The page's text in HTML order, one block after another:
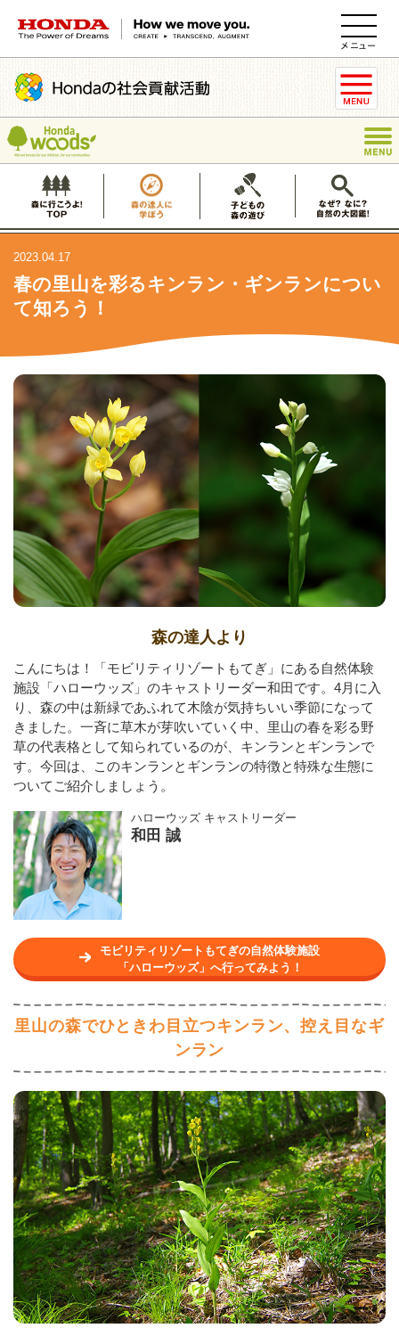
HONDA The Power of Dreams
2023.04.17
春の里山を彩るキンラン・ギンランについ
て知ろう！
森の達人より
こんにちは！「モビリティリゾートもてぎ」にある自然体験
施設「ハローウッズ」のキャストリーダー和田です。4月に入
り、森の中は新緑であふれて木陰が気持ちいい季節になって
きました。一斉に草木が芽吹いていく中、里山の春を彩る野
草の代表格として知られているのが、キンランとギンランで
す。今回は、このキンランとギンランの特徴と特殊な生態に
ついてご紹介しましょう。
ハローウッズ キャストリーダー
和田 誠
モビリティリゾートもてぎの自然体験施設
「ハローウッズ」へ行ってみよう！
里山の森でひときわ目立つキンラン、控え目なギ
ンラン